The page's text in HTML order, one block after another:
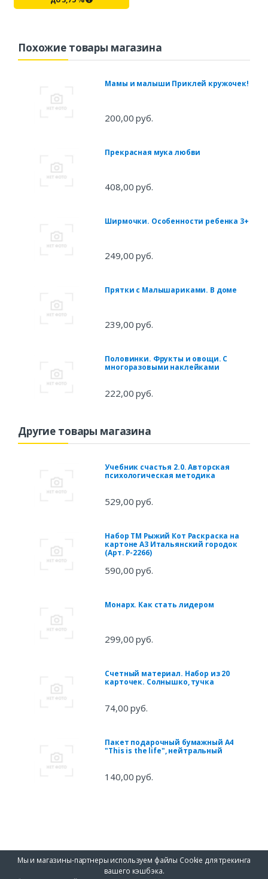
Похожие товары магазина
Мамы и малыши Приклей кружочек!
200,00 руб.
Прекрасная мука любви
408,00 руб.
Ширмочки. Особенности ребенка 3+
249,00 руб.
Прятки с Малышариками. В доме
239,00 руб.
Половинки. Фрукты и овощи. С
многоразовыми наклейками
222,00 руб.
Другие товары магазина
Учебник счастья 2.0. Авторская
психологическая методика
529,00 руб.
Набор ТМ Рыжий Кот Раскраска на
картоне A3 Итальянский городок
(Арт. Р-2266)
590,00 руб.
Монарх. Как стать лидером
299,00 руб.
Счетный материал. Набор из 20
карточек. Солнышко, тучка
74,00 руб.
Пакет подарочный бумажный А4
"This is the life", нейтральный
140,00 руб.
Мы и магазины-партнеры используем файлы Cookie для трекинга
вашего кэшбэка.